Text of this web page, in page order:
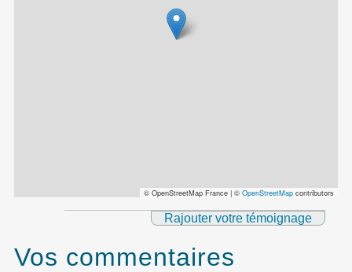
© OpenStreetMap France | © OpenStreetMapcontributors
Rajouter votre témoignage
Vos commentaires